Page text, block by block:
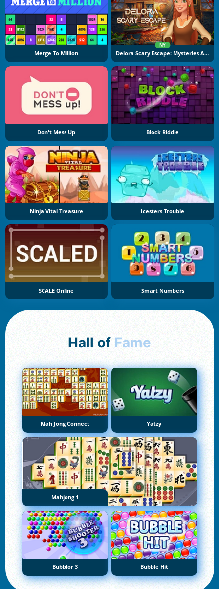
Merge To Million
NY
Delora Scary Escape: Mysteries Adventure
Don't Mess Up Block Riddle
Ninja Vital Treasure Icesters Trouble
SCALE Online Smart Numbers
Hall of Fame
Mah Jong Connect Yatzy
Mahjong 1
Bubblor 3 Bubble Hit